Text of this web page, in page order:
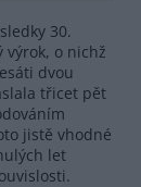
30.
výrok, o nichž
dvou
třicet pět
jistě vhodné
let